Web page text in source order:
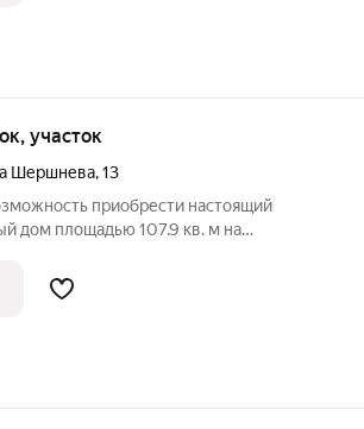
участок
Шершнева,13
приобрести настоящий
дом площадью 107.9 кв. м на
где хватит места для всей семьи и для